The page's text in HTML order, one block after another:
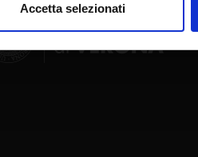
potrebbero combinarle con
Accetta selezionati